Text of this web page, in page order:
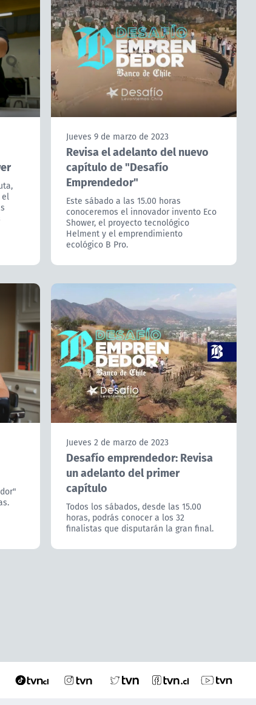
el
Jueves 9 de marzo de 2023
Revisa el adelanto del nuevo
capítulo de "Desafío
Emprendedor"
Este sábado a las 15.00 horas
conoceremos el innovador invento Eco
Shower, el proyecto tecnológico
Helment y el emprendimiento
ecológico B Pro.
Jueves 2 de marzo de 2023
Desafío emprendedor: Revisa
un adelanto del primer
capítulo
Todos los sábados, desde las 15.00
horas, podrás conocer a los 32
finalistas que disputarán la gran final.